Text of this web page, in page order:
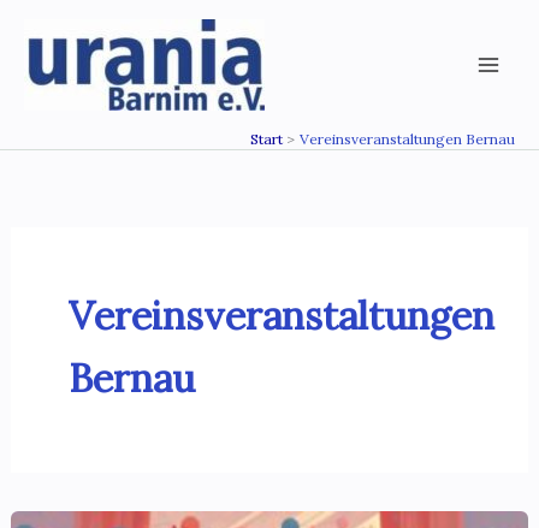
Inhalt
springen
Start Vereinsveranstaltungen Bernau
Vereinsveranstaltungen
Bernau